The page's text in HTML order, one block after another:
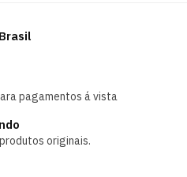
pagamentos á vista
originais.